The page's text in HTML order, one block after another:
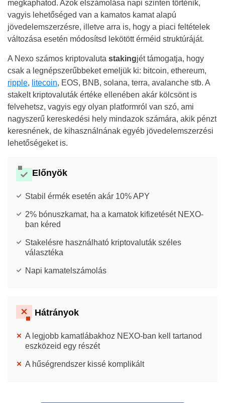
megkaphatod. Azok elszámolása napi szinten történik,
vagyis lehetőséged van a kamatos kamat alapú
jövedelemszerzésre, illetve arra is, hogy a piaci feltételek
változása esetén módosítsd lekötött érméid struktúráját.
A Nexo számos kriptovaluta stakingjét támogatja, hogy
csak a legnépszerűbbeket emeljük ki: bitcoin, ethereum,
ripple, litecoin, EOS, BNB, solana, terra, avalanche stb. A
stakelt kriptovaluták értéke ellenében akár kölcsönt is
felvehetsz, vagyis egy olyan platformról van szó, ami
nagyszerű kereskedési hely mindazok számára, akik pénzt
keresnének, de kihasználnának egyéb jövedelemszerzési
lehetőségeket is.
Előnyök
Stabil érmék esetén akár 10% APY
2% bónuszkamat, ha a kamatok kifizetését NEXO-
ban kéred
Stakelésre használható kriptovaluták széles
választéka
Napi kamatelszámolás
Hátrányok
A legjobb kamatlábakhoz NEXO-ban kell tartanod
eszközeid egy részét
A hűségrendszer kissé komplikált